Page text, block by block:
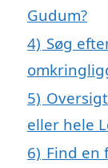
Gudum?
4) Søg
5)
eller hele
6) Find en